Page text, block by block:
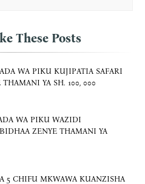
These Posts
WA PIKU KUJIPATIA SAFARI
YA SH. 100, 000
WA PIKU WAZIDI
ZENYE THAMANI YA
5 CHIFU MKWAWA KUANZISHA